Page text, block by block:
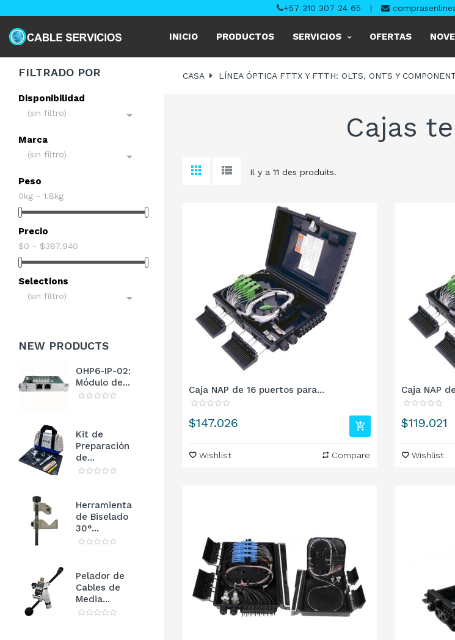
+57 310 307 24 65 |
INICIO PRODUCTOS SERVICIOS OFERTAS
FILTRADO POR
Disponibilidad
(sin filtro) 
Marca
(sin filtro) 
Peso
0kg - 1.8kg
Precio
$0 - $387.940
Selections
(sin filtro) 
NEW PRODUCTS
OHP6-IP-02:
Módulo de...
Kit de
Preparación
de...
Herramienta
de Biselado
30°...
Pelador de
Cables de
Media...
CASA LÍNEA ÓPTICA FTTX Y FTTH: OLTS, ONTS Y
Cajas
Il y a 11 des produits.
Caja NAP de 16 puertos para...
Precio
$147.026
Wishlist Compare
Caja NAP
Precio
$119.021
Wishlist